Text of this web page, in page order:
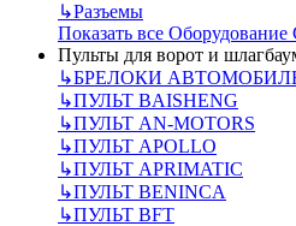
↳Разъемы
Показать все
Пульты для ворот и
↳БРЕЛОКИ
↳ПУЛЬТ BAISHENG
↳ПУЛЬТ AN-MOTORS
↳ПУЛЬТ APOLLO
↳ПУЛЬТ APRIMATIC
↳ПУЛЬТ BENINCA
↳ПУЛЬТ BFT